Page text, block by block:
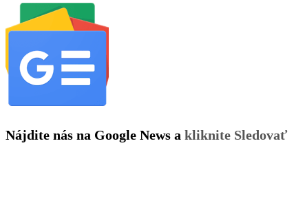
Nájdite nás na Google News a kliknite Sledovať